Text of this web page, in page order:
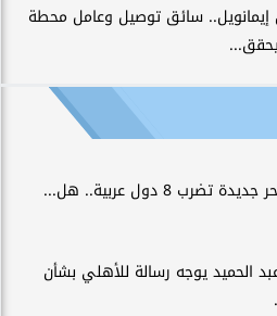
إيمانويل.. سائق توصيل وعامل محطة
تضرب 8 دول عربية.. هل...
الحميد يوجه رسالة للأهلي بشأن